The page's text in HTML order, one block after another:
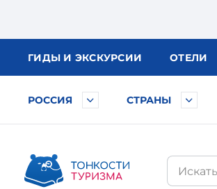
ГИДЫ И ЭКСКУРСИИ ОТЕЛИ
РОССИЯ СТРАНЫ